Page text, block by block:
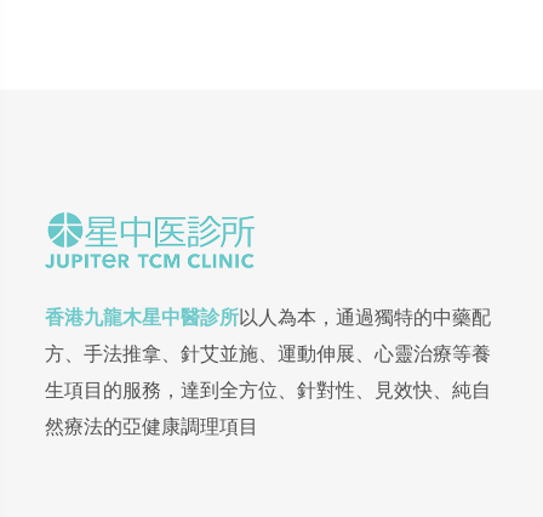
香港九龍木星中醫診所以人為本，通過獨特的中藥配
方、手法推拿、針艾並施、運動伸展、心靈治療等養
生項目的服務，達到全方位、針對性、見效快、純自
然療法的亞健康調理項目